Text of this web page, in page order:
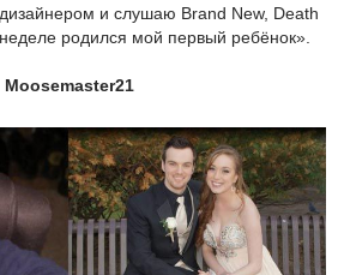
и слушаю Brand New, Death
родился мой первый ребёнок».
Moosemaster21